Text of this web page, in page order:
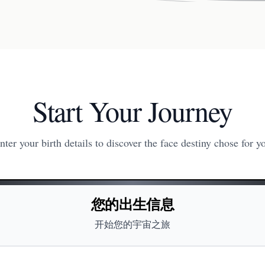
Start Your Journey
your birth details to discover the face destiny chose for
您的出生信息
开始您的宇宙之旅